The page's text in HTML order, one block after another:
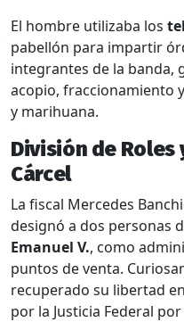
El hombre utilizaba los
pabellón para impartir
integrantes de la banda,
acopio, fraccionamiento
y marihuana.
División de Roles
Cárcel
La fiscal Mercedes
designó a dos personas
Emanuel V., como
puntos de venta.
recuperado su libertad
por la Justicia Federal